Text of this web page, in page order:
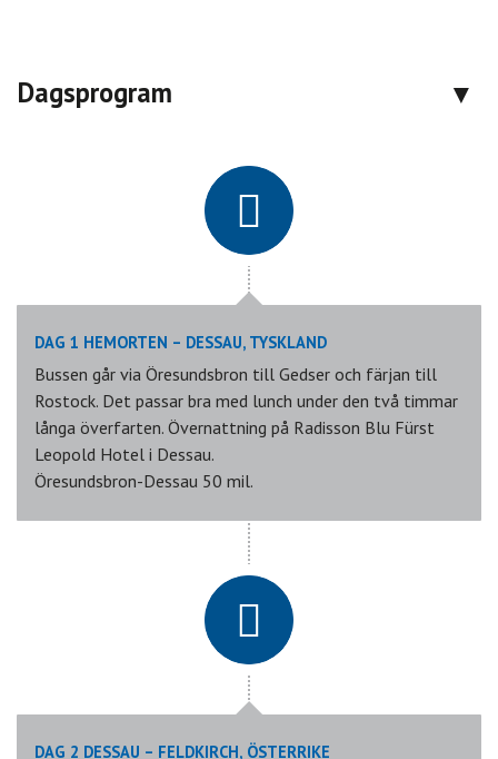
Dagsprogram
DAG 1 HEMORTEN – DESSAU, TYSKLAND
Bussen går via Öresundsbron till Gedser och färjan till
Rostock. Det passar bra med lunch under den två timmar
långa överfarten. Övernattning på Radisson Blu Fürst
Leopold Hotel i Dessau.
Öresundsbron-Dessau 50 mil.
DAG 2 DESSAU – FELDKIRCH, ÖSTERRIKE